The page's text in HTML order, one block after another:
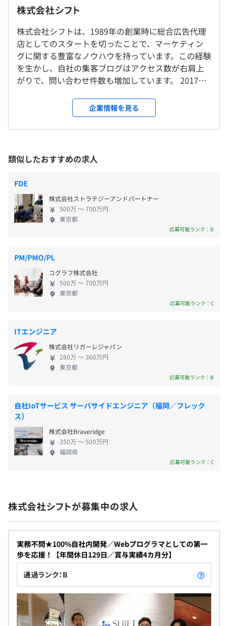
【導入事例】
■株式会社BANDAI SPIRITS 様
業種：ゲーム・玩具・アミューズメント製品
従業員規模：694名
事例：CMS導入により更新費の大幅削減を実現し、リニ
ューアル後3ヶ月でPV数が約1.5倍に増加しました。
プロジェクト：ポータルサイト
従業員規模：6,616名
可能にしました。
プロジェクト：BtoB展示品紹介サイト
■株式会社セガ 様
業種：携帯電話、PC、スマートデバイス、家庭用ゲーム
従業員規模：3,155名
事例：社内確認用の専用プレビュー環境の開発をしまし
た。
プロジェクト：製品情報ポータルサイト
業種：化学、繊維、半導体・電子・電気機器、薬品、医療
用機器・医療関連
従業員規模：49,295名
事例：競合会社に情報が開示されないようにドメイン単位
で情報の表示範囲の制御ができるように対応しました。
■株式会社壽屋 様
業種：ホビー関連品の企画・製造・販売など
従業員規模：100〜499名
事例：SEO面も考慮した上で前面リニューアルしたこと
で、検索順位がアップし、英語サイトは1.2倍のPV数を獲
■資格取得支援が充実しています！
当社では、社員の成長を全力でサポートしています。書籍
やセミナーの費用は全額会社が負担し、資格受験費用も合
格するまで毎回支給します。あなたのスキルアップをしっ
かりとバックアップしますので、安心してチャレンジして
ください。
■新しく移転したばかりのキレイなオフィスです！
当社のオフィスは2024年4月に移転したばかりで、快適な
環境が整っています。アクセスも便利で、駅近5分の好立
地です。
※転勤なし／自社内開発のため、基本的に外出はありませ
ん。
＜変更範囲＞
敷地内禁煙／屋内禁煙
■東京メトロ日比谷線・都営浅草線「人形町駅」より徒歩
■都営新宿線「馬喰横山駅」より徒歩5分
■都営浅草線「東日本橋駅」より徒歩5分
■東京メトロ日比谷線「小伝馬町駅」より徒歩8分
9：30〜18：00（実働7.5時間）
平均残業時間：平均20時間以内／月
【年間休日130日以上】
★ちょっと長めの季節休暇あり！
■完全週休2日制 (土日休み)
■有給休暇⇒入社半年後10日間付与
■生理休暇（無給）
■生理休暇（有給）
⇒法律で定められている無給の生理休暇とは別に、年に3
日有給扱いで休めます。（試用期間終了後から）
■誕生日休暇（試用期間終了後から）
■役職手当
■交通費全額支給（社内規程に準ずる）
■秋季賞与：年1回（8年連続で支給実績あり）
昇給：年1回（4月）
社会保険完備（健康保険・厚生年金加入・雇用保険・労災
関東ITソフトウェア健康保険組合加入
無期雇用
株式会社シフト
株式会社シフトは、1989年の創業時に総合広告代理
店としてのスタートを切ったことで、マーケティン
グに関する豊富なノウハウを持っています。この経験
を生かし、自社の集客ブログはアクセス数が右肩上
がりで、問い合わせ件数も増加しています。 2017年
ング支援サービス『MoW』を展開。さらに、独自の
CMS『SITEMANAGE』は操作性の高さから多くの企
業で導入されており、大手企業にも採用されていま
た現在でも、前年比130%以上の売上増加を達成し、
安定した成長を続けています。 今回はプログラミン
グに特化したポジションを募集中！案件ごとに機能
やデザインが異なるため、毎回新しいチャレンジが
あり、常に新鮮な気持ちで仕事に取り組むことが可
能です。たとえば、大手企業の製品カタログサイトや
映画紹介ポータルサイト、人気キャラクタープラモ
常に新たな知識を吸収しながら仕事に没頭できる環
境です。 こちらのお仕事は、自分の裁量で仕事を進
めたい方・自由度の高い働き方を希望する方には最
適です。自分で納期を逆算し、1日の業務量を計画的
に進める自己管理能力が必要になりますが、納期に
また、すべて自社内での開発となるため、腰を据え
てプログラミングに集中したい方にピッタリです。
【エンジニアが当社で働く魅力】 ■100％自社内開
発でプログラミングに没頭できる環境 100%自社内開
発で、客先常駐なし。 分業制だから、顧客折衝も一
め人間関係のリセットがなく安心して働くことが可
能です。 周囲と目が合わないようデスクは仕切りで
囲われていたり、 モニターも2枚使える等エンジニア
が働きやすい環境を提供しております。 ■35年の歴
史が培った豊富なノウハウを活かした高度な開発経
で、こうした長年の経験に基づくノウハウを直接学
べます。たとえば、他社では対応が難しいとされた複
雑な要件や、独自の技術が求められるプロジェクト
でも、当社のエンジニアは過去の成功事例や蓄積さ
れた知識を活用しながら柔軟に対応できるため、プ
ロフェッショナルとしてのスキルを大きく向上でき
企業情報を見る
類似したおすすめの求人
FDE
株式会社ストラテジーアンドパートナー
500万 〜 700万円
東京都
応募可能ランク：D
PM/PMO/PL
コグラフ株式会社
500万 〜 700万円
東京都
応募可能ランク：C
ITエンジニア
株式会社リガーレジャパン
280万 〜 360万円
東京都
応募可能ランク：B
自社IoTサービス サーバサイドエンジニア（福岡／フレック
ス）
株式会社Braveridge
350万 〜 500万円
福岡県
応募可能ランク：C
株式会社シフトが募集中の求人
実務不問★100%自社内開発／Webプログラマとしての第一
歩を応援！【年間休日129日／賞与実績4カ月分】
通過ランク：B